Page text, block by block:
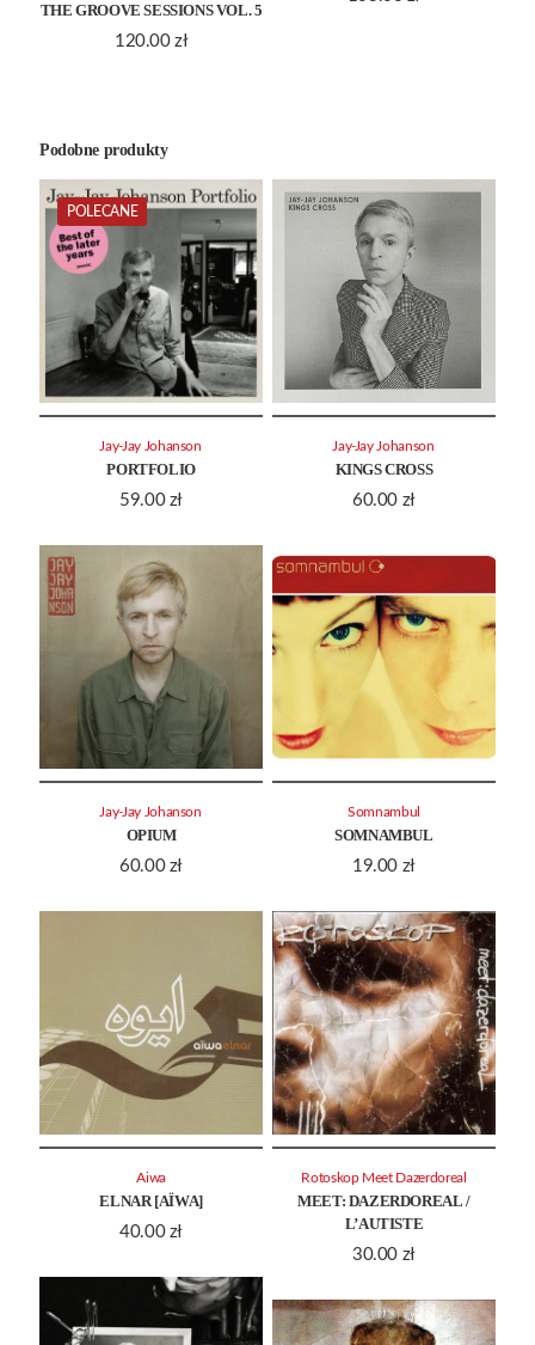
THE GROOVE SESSIONS VOL. 5
120.00 zł
Podobne produkty
POLECANE
PORTFOLIO
59.00 zł
Jay-Jay Johanson
KINGS CROSS
60.00 zł
Jay-Jay Johanson
OPIUM
60.00 zł
Jay-Jay Johanson
SOMNAMBUL
19.00 zł
Somnambul
ELNAR [AÏWA]
40.00 zł
Aiwa
MEET: DAZERDOREAL /
L’AUTISTE
30.00 zł
Rotoskop Meet Dazerdoreal